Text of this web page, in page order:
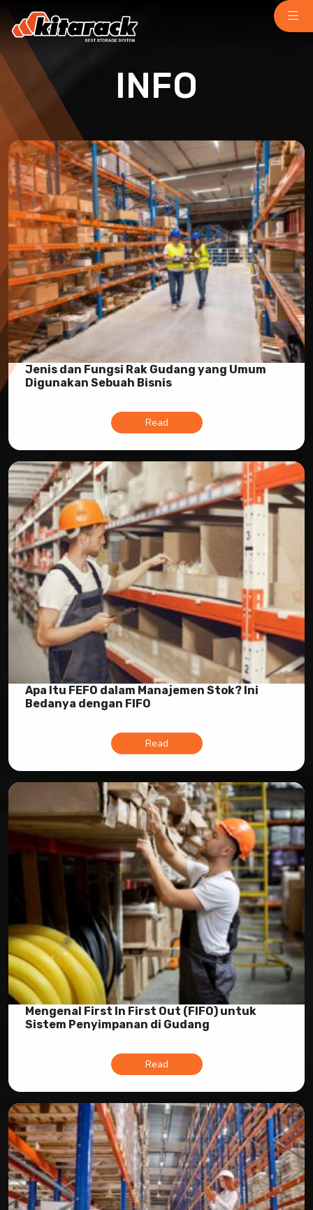
Home
About Us
Why Us
Product
Light Duty
chemindustry.kz
Medium Duty
museumbld.com
Heavy Duty
niihimmash.ru
Pallet Rack
senya-spasatel.ru
Stacking Rack
tesakademi.net
Modular Mezanine
Accessories
Info
Gallery
Photo
Contact
INFO
Jenis dan Fungsi Rak Gudang yang Umum
Digunakan Sebuah Bisnis
Read
Apa Itu FEFO dalam Manajemen Stok? Ini
Bedanya dengan FIFO
Read
Mengenal First In First Out (FIFO) untuk
Sistem Penyimpanan di Gudang
Read